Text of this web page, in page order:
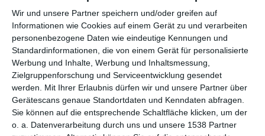
Wir und unsere Partner speichern und/oder greifen auf
Informationen wie Cookies auf einem Gerät zu und verarbeiten
personenbezogene Daten wie eindeutige Kennungen und
Standardinformationen, die von einem Gerät für personalisierte
Werbung und Inhalte, Werbung und Inhaltsmessung,
Zielgruppenforschung und Serviceentwicklung gesendet
werden.
Mit Ihrer Erlaubnis dürfen wir und unsere Partner über
Gerätescans genaue Standortdaten und Kenndaten abfragen.
Sie können auf die entsprechende Schaltfläche klicken, um der
o. a. Datenverarbeitung durch uns und unsere 1538 Partner
Wänden
Zu den Favoriten hinzufügen
Schlafzimmer